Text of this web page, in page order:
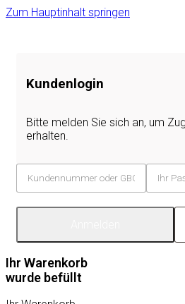
Zum Hauptinhalt springen
Kundenlogin
Bitte melden Sie sich an, um
erhalten.
Ihr Warenkorb
wurde befüllt